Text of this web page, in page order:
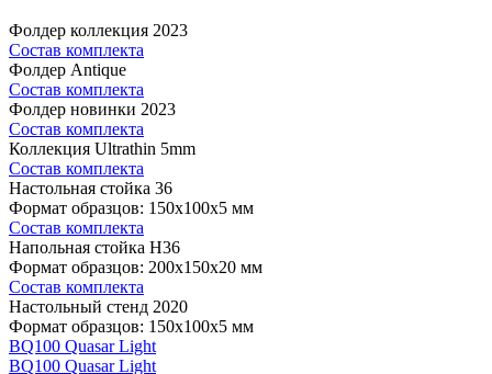
Фолдер коллекция 2023
Состав комплекта
Фолдер Antique
Состав комплекта
Фолдер новинки 2023
Состав комплекта
Коллекция Ultrathin 5mm
Состав комплекта
Настольная стойка 36
Формат образцов: 150x100x5 мм
Состав комплекта
Напольная стойка H36
Формат образцов: 200x150x20 мм
Состав комплекта
Настольный стенд 2020
Формат образцов: 150x100x5 мм
BQ100 Quasar Light
BQ100 Quasar Light